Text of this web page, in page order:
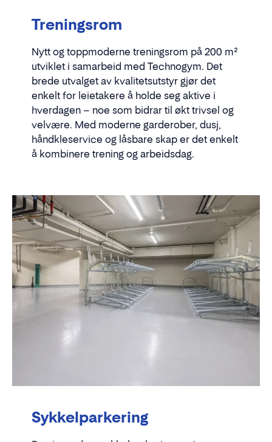
Treningsrom
Nytt og toppmoderne treningsrom på 200 m²
utviklet i samarbeid med Technogym. Det
brede utvalget av kvalitetsutstyr gjør det
enkelt for leietakere å holde seg aktive i
hverdagen – noe som bidrar til økt trivsel og
velvære. Med moderne garderober, dusj,
håndkleservice og låsbare skap er det enkelt
å kombinere trening og arbeidsdag.
Sykkelparkering